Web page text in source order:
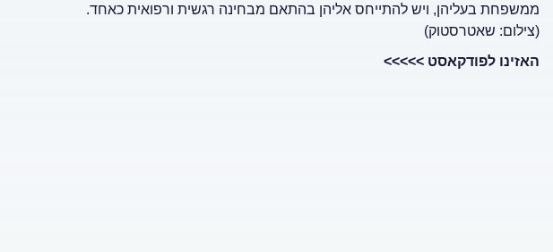
ממשפחת בעליהן, ויש להתייחס אליהן בהתאם מבחינה רגשית ורפואית כאחד.
(צילום: שאטרסטוק)
האזינו לפודקאסט >>>>>